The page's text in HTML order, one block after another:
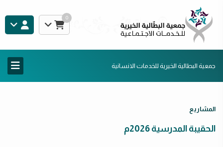
0
جمعية البطالية الخيرية للخدمات الانسانية
المشاريع
الحقيبة المدرسية 2026م